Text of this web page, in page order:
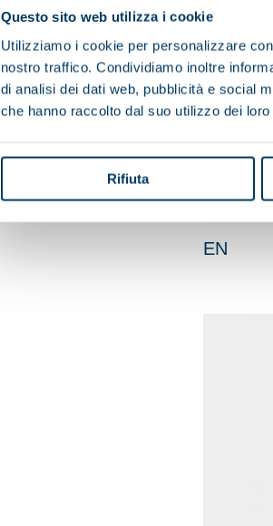
Questo sito web utilizza i cookie
Utilizziamo i cookie per personalizzare
nostro traffico. Condividiamo inoltre
di analisi dei dati web, pubblicità e social
che hanno raccolto dal suo utilizzo dei
Rifiuta
EN